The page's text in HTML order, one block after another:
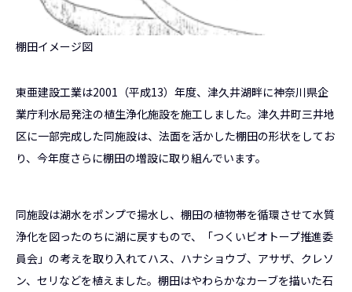
棚田イメージ図
東亜建設工業は2001（平成13）年度、津久井湖畔に神奈川県企
業庁利水局発注の植生浄化施設を施工しました。津久井町三井地
区に一部完成した同施設は、法面を活かした棚田の形状をしてお
り、今年度さらに棚田の増設に取り組んでいます。
同施設は湖水をポンプで揚水し、棚田の植物帯を循環させて水質
浄化を図ったのちに湖に戻すもので、「つくいビオトープ推進委
員会」の考えを取り入れてハス、ハナショウブ、アサザ、クレソ
ン、セリなどを植えました。棚田はやわらかなカーブを描いた石